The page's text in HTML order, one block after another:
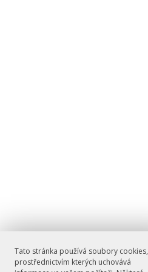
Tato stránka používá soubory cookies,
prostřednictvím kterých uchovává